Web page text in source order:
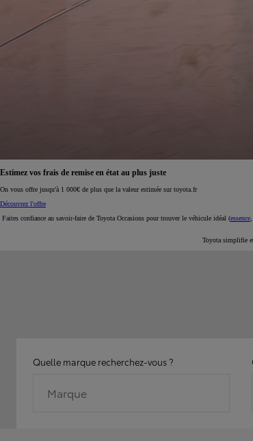
Disponible prochainement
Estimez vos frais de remise en état au plus juste
On vous offre jusqu'à 1 000€ de plus que la valeur estimée sur toyota.fr
Découvrez l'offre
Faites confiance au savoir-faire de Toyota Occasions pour trouver le véhicule idéal (essence,
Toyota simplifie
Quelle marque recherchez-vous ?
Marque